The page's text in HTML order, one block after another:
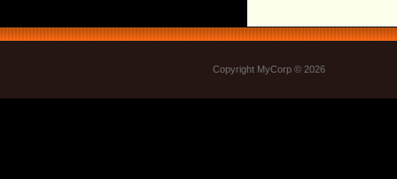
Copyright MyCorp © 2026